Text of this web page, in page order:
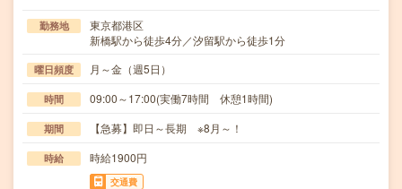
勤務地
東京都港区
新橋駅から徒歩4分／汐留駅から徒歩1分
曜日頻度 月～金（週5日）
時間 09:00～17:00(実働7時間 休憩1時間)
期間 【急募】即日～長期 ※8月～！
時給 時給1900円
交通費